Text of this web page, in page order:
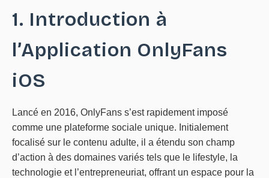
1. Introduction à
l’Application OnlyFans
iOS
Lancé en 2016, OnlyFans s’est rapidement imposé
comme une plateforme sociale unique. Initialement
focalisé sur le contenu adulte, il a étendu son champ
d’action à des domaines variés tels que le lifestyle, la
technologie et l’entrepreneuriat, offrant un espace pour la